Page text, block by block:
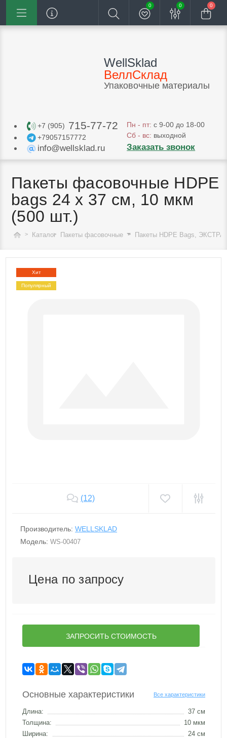
0 0 0
WellSklad
ВеллСклад
Упаковочные материалы
+7 (905) 715-77-72
+79057157772
info@wellsklad.ru
Пн - пт: с 9-00 до 18-00
Сб - вс: выходной
Заказать звонок
Пакеты фасовочные HDPE
bags 24 х 37 см, 10 мкм
(500 шт.)
Каталог Пакеты фасовочные Пакеты HDPE Bags, ЭКСТРА
Хит
Популярный
(12)
Производитель: WELLSKLAD
Модель: WS-00407
Цена по запросу
ЗАПРОСИТЬ СТОИМОСТЬ
Основные характеристики Все характеристики
Длина:
37 см
Толщина:
10 мкм
Ширина:
24 см